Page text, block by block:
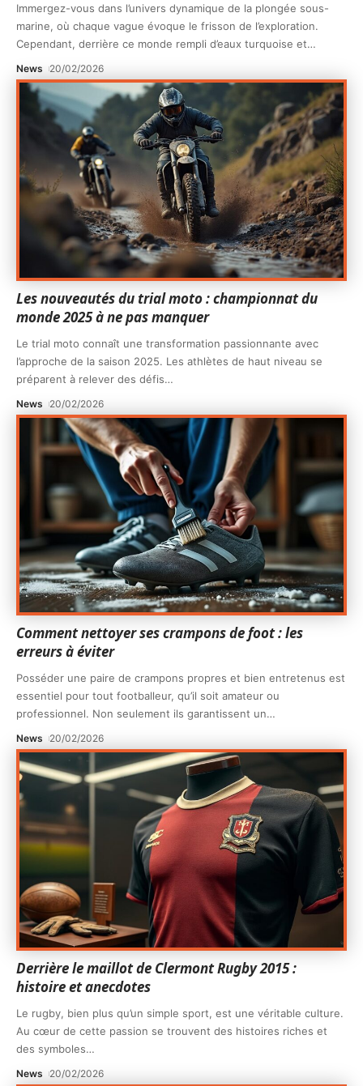
Immergez-vous dans l’univers dynamique de la plongée sous-
marine, où chaque vague évoque le frisson de l’exploration.
Cependant, derrière ce monde rempli d’eaux turquoise et…
News 20/02/2026
Les nouveautés du trial moto : championnat du
monde 2025 à ne pas manquer
Le trial moto connaît une transformation passionnante avec
l’approche de la saison 2025. Les athlètes de haut niveau se
préparent à relever des défis…
News 20/02/2026
Comment nettoyer ses crampons de foot : les
erreurs à éviter
Posséder une paire de crampons propres et bien entretenus est
essentiel pour tout footballeur, qu’il soit amateur ou
professionnel. Non seulement ils garantissent un…
News 20/02/2026
Derrière le maillot de Clermont Rugby 2015 :
histoire et anecdotes
Le rugby, bien plus qu’un simple sport, est une véritable culture.
Au cœur de cette passion se trouvent des histoires riches et
des symboles…
News 20/02/2026